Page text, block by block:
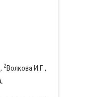
2Волкова И.Г.,